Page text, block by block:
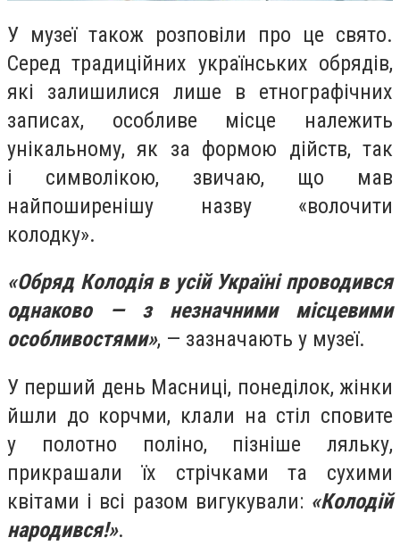
У музеї також розповіли про це свято.
Серед традиційних українських обрядів,
які залишилися лише в етнографічних
записах, особливе місце належить
унікальному, як за формою дійств, так
і символікою, звичаю, що мав
найпоширенішу назву «волочити
колодку».
«Обряд Колодія в усій Україні проводився
однаково — з незначними місцевими
особливостями», — зазначають у музеї.
У перший день Масниці, понеділок, жінки
йшли до корчми, клали на стіл сповите
у полотно поліно, пізніше ляльку,
прикрашали їх стрічками та сухими
квітами і всі разом вигукували: «Колодій
народився!».